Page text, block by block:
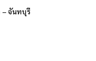
ณรงค์ศักดิ์การยาง – จันทบุรี